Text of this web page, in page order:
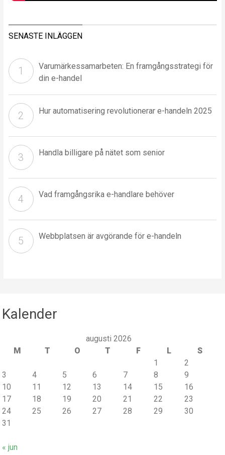
SENASTE INLÄGGEN
Varumärkessamarbeten: En framgångsstrategi för
din e-handel
Hur automatisering revolutionerar e-handeln 2025
Handla billigare på nätet som senior
Vad framgångsrika e-handlare behöver
Webbplatsen är avgörande för e-handeln
Kalender
augusti 2026
M
T O T F L
S
1
2
3
4 5 6 7 8
9
10
11 12 13 14 15
16
17
18 19 20 21 22
23
24
25 26 27 28 29
30
31
« jun